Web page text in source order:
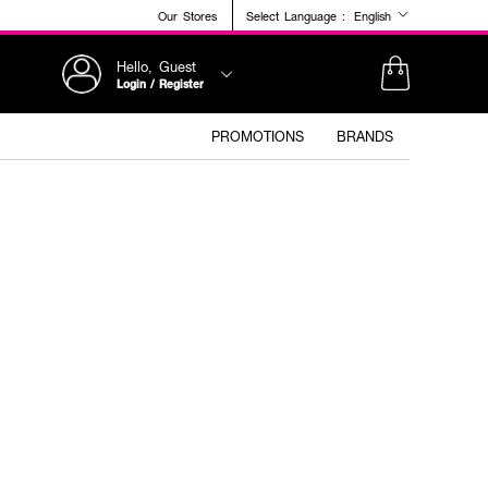
Our Stores Select Language : English
Hello, Guest
Login / Register
PROMOTIONS BRANDS